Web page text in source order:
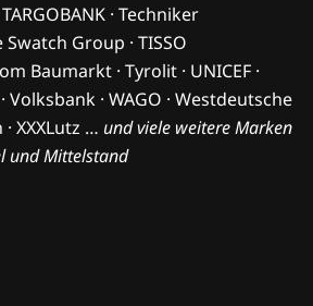
· Techniker
Group · TISSO
Baumarkt · Tyrolit · UNICEF ·
Volksbank · WAGO · Westdeutsche
XXXLutz … und viele weitere Marken
und Mittelstand